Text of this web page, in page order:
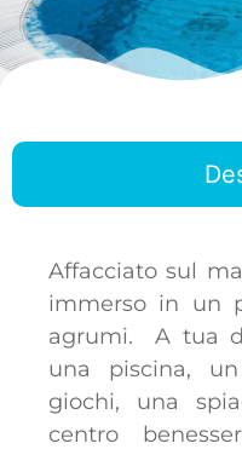
Affacciato sul
immerso in un
agrumi. A tua
una piscina,
giochi, una
centro